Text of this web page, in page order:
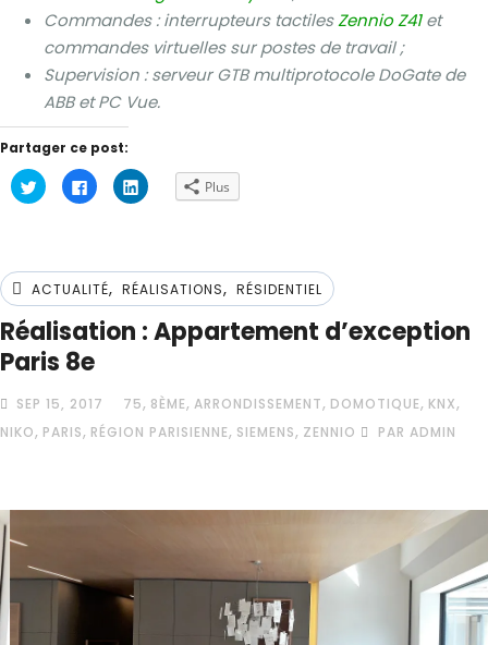
Commandes : interrupteurs tactilesZennio Z41et
commandes virtuelles sur postes de travail ;
Supervision : serveur GTB multiprotocole DoGate de
ABB et PC Vue.
Partager ce post:
Cliquez
pour
partager
nouvelle
fenêtre)
Cliquez
pour
partager
nouvelle
fenêtre)
Cliquez
pour
nouvelle
fenêtre)
Plus
ACTUALITÉ, RÉALISATIONS, RÉSIDENTIEL
Réalisation : Appartement d’exception
Paris 8e
SEP 15, 2017 75, 8ÈME, ARRONDISSEMENT, DOMOTIQUE, KNX,
NIKO, PARIS, RÉGION PARISIENNE, SIEMENS, ZENNIO PAR ADMIN